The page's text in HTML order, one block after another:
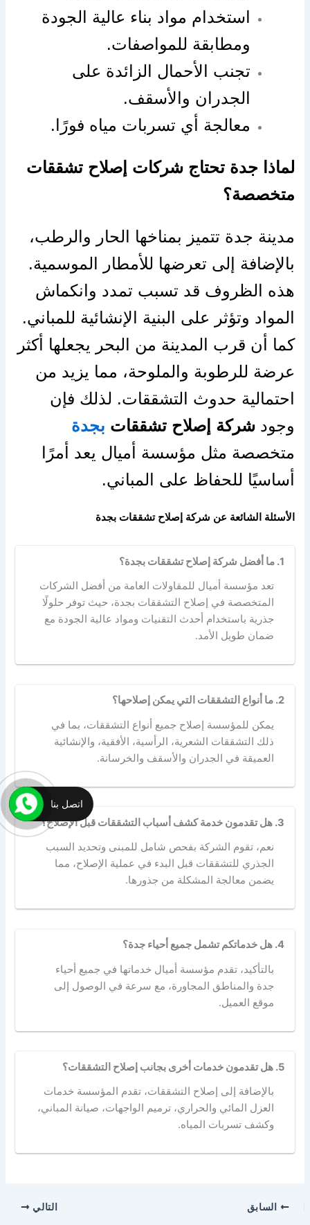
استخدام مواد بناء عالية الجودة
ومطابقة للمواصفات.
تجنب الأحمال الزائدة على
الجدران والأسقف.
معالجة أي تسربات مياه فورًا.
لماذا جدة تحتاج شركات إصلاح تشققات
متخصصة؟
مدينة جدة تتميز بمناخها الحار والرطب،
بالإضافة إلى تعرضها للأمطار الموسمية.
هذه الظروف قد تسبب تمدد وانكماش
المواد وتؤثر على البنية الإنشائية للمباني.
كما أن قرب المدينة من البحر يجعلها أكثر
عرضة للرطوبة والملوحة، مما يزيد من
احتمالية حدوث التشققات. لذلك فإن
وجودشركة إصلاح تشققات بجدة
متخصصة مثل مؤسسة أميال يعد أمرًا
أساسيًا للحفاظ على المباني.
الأسئلة الشائعة عن شركة إصلاح تشققات بجدة
1. ما أفضل شركة إصلاح تشققات بجدة؟
تعد مؤسسة أميال للمقاولات العامة من أفضل الشركات
المتخصصة في إصلاح التشققات بجدة، حيث توفر حلولًا
جذرية باستخدام أحدث التقنيات ومواد عالية الجودة مع
ضمان طويل الأمد.
2. ما أنواع التشققات التي يمكن إصلاحها؟
يمكن للمؤسسة إصلاح جميع أنواع التشققات، بما في
ذلك التشققات الشعرية، الرأسية، الأفقية، والإنشائية
العميقة في الجدران والأسقف والخرسانة.
3. هل تقدمون خدمة كشف أسباب التشققات قبل الإصلاح؟
نعم، تقوم الشركة بفحص شامل للمبنى وتحديد السبب
الجذري للتشققات قبل البدء في عملية الإصلاح، مما
يضمن معالجة المشكلة من جذورها.
4. هل خدماتكم تشمل جميع أحياء جدة؟
بالتأكيد، تقدم مؤسسة أميال خدماتها في جميع أحياء
جدة والمناطق المجاورة، مع سرعة في الوصول إلى
موقع العميل.
5. هل تقدمون خدمات أخرى بجانب إصلاح التشققات؟
بالإضافة إلى إصلاح التشققات، تقدم المؤسسة خدمات
العزل المائي والحراري، ترميم الواجهات، صيانة المباني،
وكشف تسربات المياه.
السابق التالي
اتصل بنا